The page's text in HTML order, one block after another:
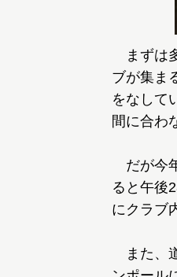
まずは
ブが集ま
をなして
間に合わ
だが今
ると午後
にクラブ
また、